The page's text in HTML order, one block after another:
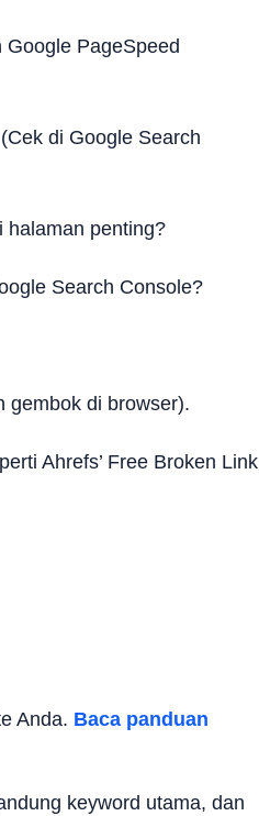
PageSpeed
di Google Search
halaman penting?
Search Console?
gembok di browser).
Ahrefs’ Free Broken Link
Anda. Baca panduan
keyword utama, dan